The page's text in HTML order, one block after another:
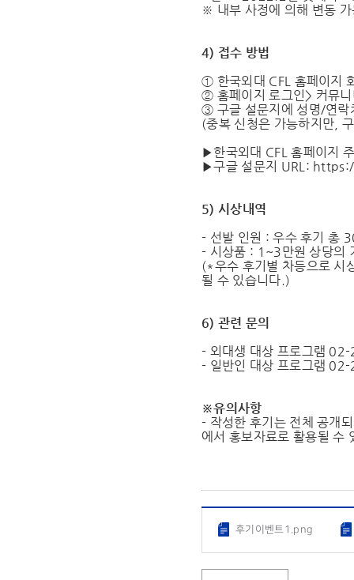
※ 내부 사정에 의해 변동 가
4) 접수 방법
① 한국외대 CFL 홈페이지
② 홈페이지 로그인> 커뮤니
③ 구글 설문지에 성명/연락
(중복 신청은 가능하지만,
▶한국외대 CFL 홈페이
▶구글 설문지 URL:
5) 시상내역
- 선발 인원 : 우수 후기 총
- 시상품 : 1~3만원 상당의
(*우수 후기별 차등으로 시
될 수 있습니다.)
6) 관련 문의
- 외대생 대상 프로그램
- 일반인 대상 프로그램
※유의사항
- 작성한 후기는 전체 공개
에서 홍보자료로 활용될 수
후기이벤트1.png